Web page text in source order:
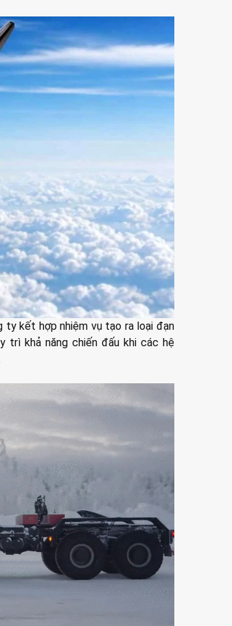
ty kết hợp nhiệm vụ tạo ra loại đạn
trì khả năng chiến đấu khi các hệ